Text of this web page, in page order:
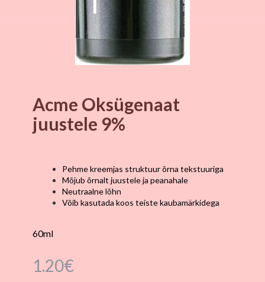
Acme Oksügenaat
juustele 9%
Pehme kreemjas struktuur õrna tekstuuriga
Mõjub õrnalt juustele ja peanahale
Neutraalne lõhn
Võib kasutada koos teiste kaubamärkidega
60ml
1.20€